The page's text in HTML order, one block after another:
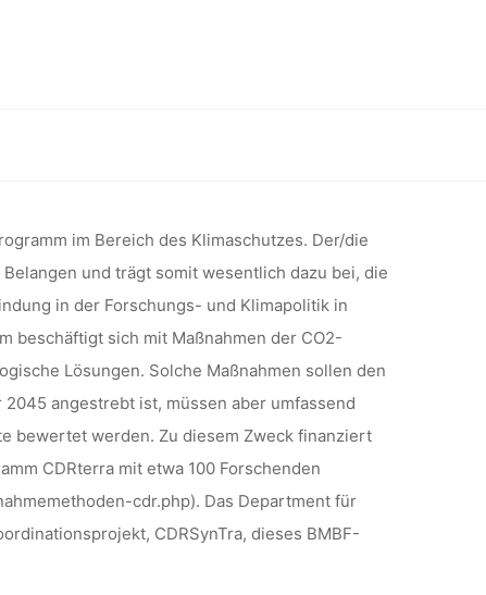
DAS
L E14)
Universität München (bis zu TV-L E14) (m/f/d)
im Bereich des Klimaschutzes. Der/die
und trägt somit wesentlich dazu bei, die
in der Forschungs- und Klimapolitik in
beschäftigt sich mit Maßnahmen der CO2-
Lösungen. Solche Maßnahmen sollen den
angestrebt ist, müssen aber umfassend
bewertet werden. Zu diesem Zweck finanziert
CDRterra mit etwa 100 Forschenden
cdr.php). Das Department für
CDRSynTra, dieses BMBF-